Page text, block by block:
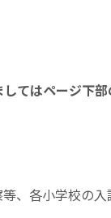
てはページ下部
、各小学校の入